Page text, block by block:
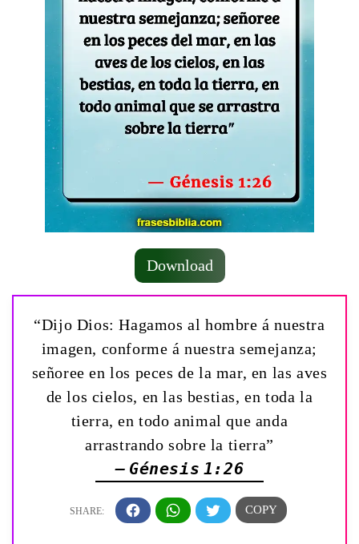
Download
“Dijo Dios: Hagamos al hombre á nuestra
imagen, conforme á nuestra semejanza;
señoree en los peces de la mar, en las aves
de los cielos, en las bestias, en toda la
tierra, en todo animal que anda
arrastrando sobre la tierra”
— Génesis 1:26